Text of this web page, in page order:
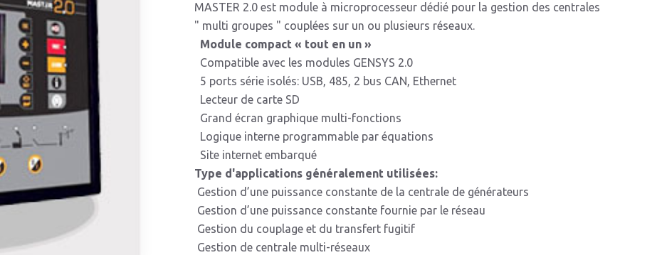
MASTER 2.0 est module à microprocesseur dédié pour la gestion des centrales
" multi groupes " couplées sur un ou plusieurs réseaux.
Module compact « tout en un »
Compatible avec les modules GENSYS 2.0
5 ports série isolés: USB, 485, 2 bus CAN, Ethernet
Lecteur de carte SD
Grand écran graphique multi-fonctions
Logique interne programmable par équations
Site internet embarqué
Type d'applications généralement utilisées:
Gestion d’une puissance constante de la centrale de générateurs
Gestion d’une puissance constante fournie par le réseau
Gestion du couplage et du transfert fugitif
Gestion de centrale multi-réseaux